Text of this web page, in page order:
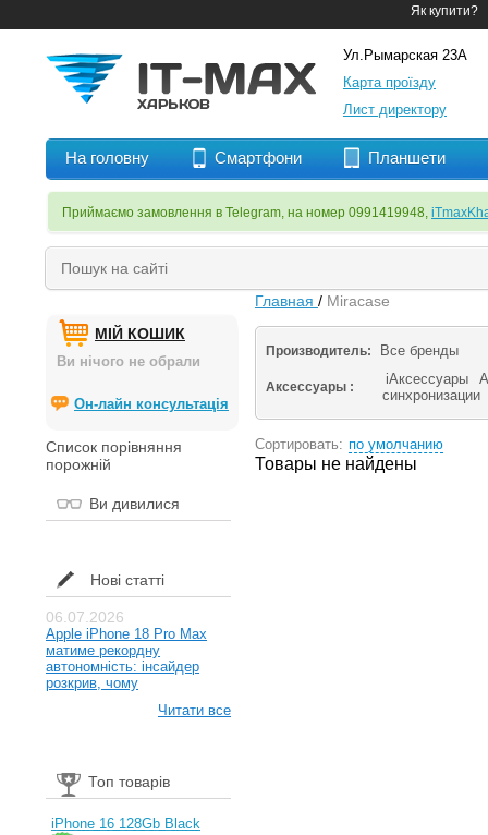
Як купити?
Ул.Рымарская 23А
Карта проїзду
Лист директору
На головну Смартфони Планшети
Приймаємо замовлення в Telegram, на номер 0991419948,
МІЙ КОШИК
Ви нічого не обрали
Он-лайн консультація
Список порівняння
порожній
Ви дивилися
Нові статті
06.07.2026
Apple iPhone 18 Pro Max
матиме рекордну
автономність: інсайдер
розкрив, чому
Читати все
Топ товарів
iPhone 16 128Gb Black
Главная / Miracase
Производитель: Все бренды
Аксессуары : iАксессуары
синхронизации
Сортировать: по умолчанию
Товары не найдены